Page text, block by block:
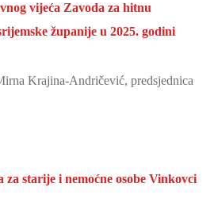
vijeća Zavoda za hitnu
županije u 2025. godini
Krajina-Andričević, predsjednica
za starije i nemoćne osobe Vinkovci